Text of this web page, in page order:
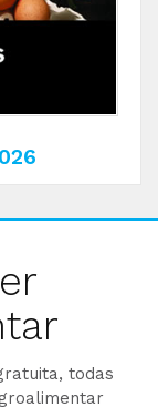
todas